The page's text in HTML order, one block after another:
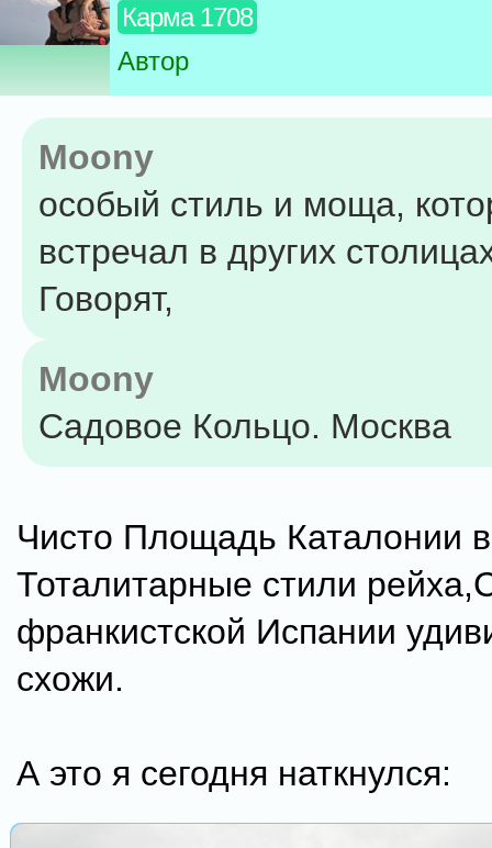
Карма 1708
Автор
Moony
особый стиль и моща,
встречал в других
Говорят,
Moony
Садовое Кольцо. Москва
Чисто Площадь Каталонии
Тоталитарные стили
франкистской Испании
схожи.
А это я сегодня наткнулся: